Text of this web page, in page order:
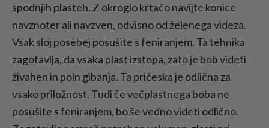
spodnjih plasteh. Z okroglo krtačo navijte konice
navznoter ali navzven, odvisno od želenega videza.
Vsak sloj posebej posušite s feniranjem. Ta tehnika
zagotavlja, da vsaka plast izstopa, zato je bob videti
živahen in poln gibanja. Ta pričeska je odlična za
vsako priložnost. Tudi če večplastnega boba ne
posušite s feniranjem, bo še vedno videti odlično.